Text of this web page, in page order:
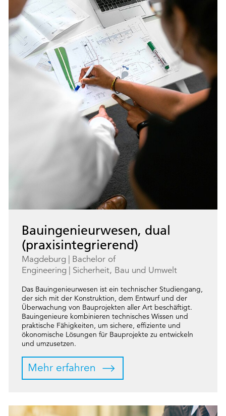
Bauingenieurwesen, dual
(praxisintegrierend)
Magdeburg
Bachelor of
Engineering
Sicherheit, Bau und Umwelt
Das Bauingenieurwesen ist ein technischer Studiengang,
der sich mit der Konstruktion, dem Entwurf und der
Überwachung von Bauprojekten aller Art beschäftigt.
Bauingenieure kombinieren technisches Wissen und
praktische Fähigkeiten, um sichere, effiziente und
ökonomische Lösungen für Bauprojekte zu entwickeln
und umzusetzen.
Mehr erfahren